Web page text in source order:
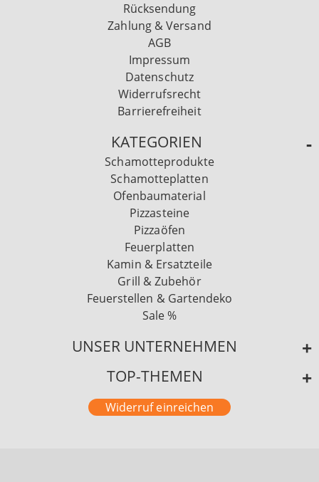
Rücksendung
Zahlung & Versand
AGB
Impressum
Datenschutz
Widerrufsrecht
Barrierefreiheit
KATEGORIEN
Schamotteprodukte
Schamotteplatten
Ofenbaumaterial
Pizzasteine
Pizzaöfen
Feuerplatten
Kamin & Ersatzteile
Grill & Zubehör
Feuerstellen & Gartendeko
Sale %
UNSER UNTERNEHMEN
TOP-THEMEN
Widerruf einreichen